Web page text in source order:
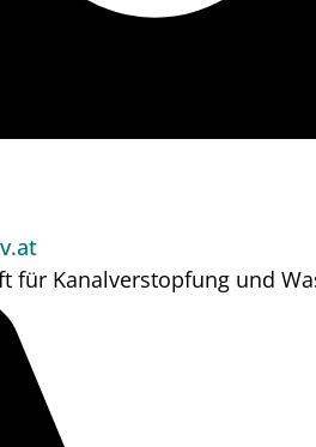
für Kanalverstopfung und